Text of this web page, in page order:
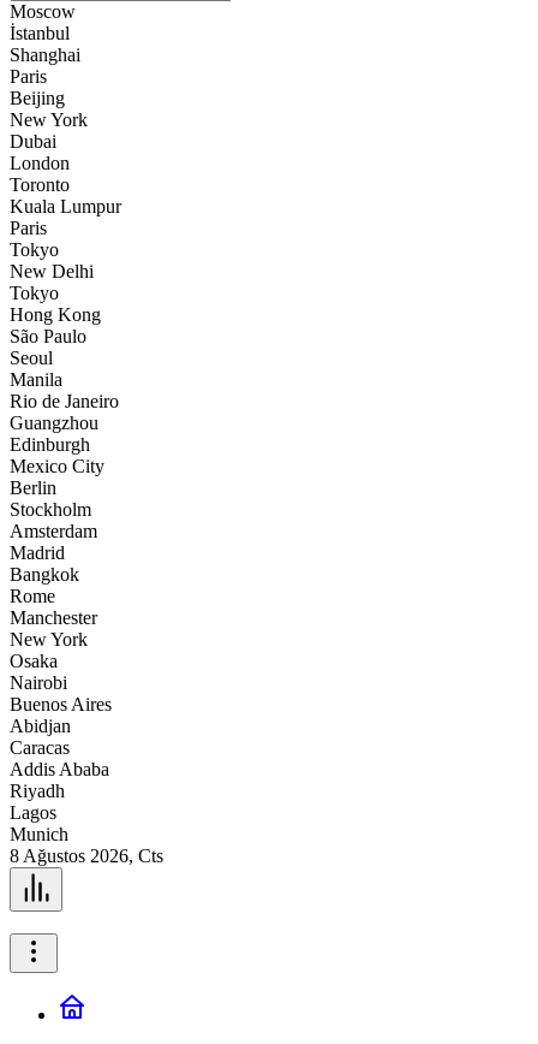
Moscow
İstanbul
Shanghai
Paris
Beijing
New York
Dubai
London
Toronto
Kuala Lumpur
Paris
Tokyo
New Delhi
Tokyo
Hong Kong
São Paulo
Seoul
Manila
Rio de Janeiro
Guangzhou
Edinburgh
Mexico City
Berlin
Stockholm
Amsterdam
Madrid
Bangkok
Rome
Manchester
New York
Osaka
Nairobi
Buenos Aires
Abidjan
Caracas
Addis Ababa
Riyadh
Lagos
Munich
8 Ağustos 2026, Cts